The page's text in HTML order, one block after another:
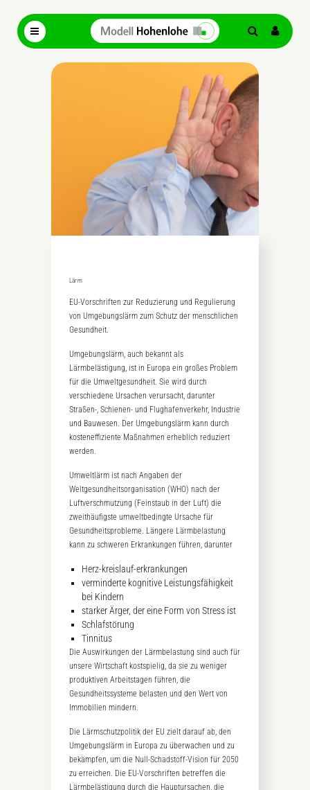
Lärm
EU-Vorschriften zur Reduzierung und Regulierung
von Umgebungslärm zum Schutz der menschlichen
Gesundheit.
Umgebungslärm, auch bekannt als
Lärmbelästigung, ist in Europa ein großes Problem
für die Umweltgesundheit. Sie wird durch
verschiedene Ursachen verursacht, darunter
Straßen-, Schienen- und Flughafenverkehr, Industrie
und Bauwesen. Der Umgebungslärm kann durch
kosteneffiziente Maßnahmen erheblich reduziert
werden.
Umweltlärm ist nach Angaben der
Weltgesundheitsorganisation (WHO) nach der
Luftverschmutzung (Feinstaub in der Luft) die
zweithäufigste umweltbedingte Ursache für
Gesundheitsprobleme. Längere Lärmbelastung
kann zu schweren Erkrankungen führen, darunter
Herz-kreislauf-erkrankungen
verminderte kognitive Leistungsfähigkeit
bei Kindern
starker Ärger, der eine Form von Stress ist
Schlafstörung
Tinnitus
Die Auswirkungen der Lärmbelastung sind auch für
unsere Wirtschaft kostspielig, da sie zu weniger
produktiven Arbeitstagen führen, die
Gesundheitssysteme belasten und den Wert von
Immobilien mindern.
Die Lärmschutzpolitik der EU zielt darauf ab, den
Umgebungslärm in Europa zu überwachen und zu
bekämpfen, um die Null-Schadstoff-Vision für 2050
zu erreichen. Die EU-Vorschriften betreffen die
Lärmbelästigung durch die Hauptursachen, die